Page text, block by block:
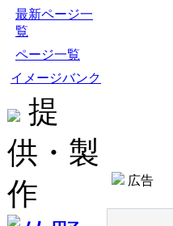
最新ページ一
覧
ページ一覧
イメージバンク
提
供・製
作
広告